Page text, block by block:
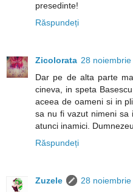
presedinte!
Răspundeți
Zicolorata 28
Dar pe de alta parte
cineva, in speta
aceea de oameni si in
sa nu fi vazut nimeni sa
atunci inamici.
Răspundeți
Zuzele
28